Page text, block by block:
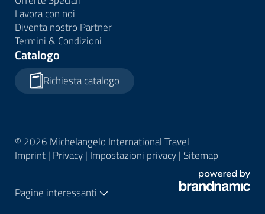
Lavora con noi
Diventa nostro Partner
Termini & Condizioni
Catalogo
Richiesta catalogo
© 2026 Michelangelo International Travel
Imprint| Privacy| Impostazioni privacy| Sitemap
Pagine interessanti